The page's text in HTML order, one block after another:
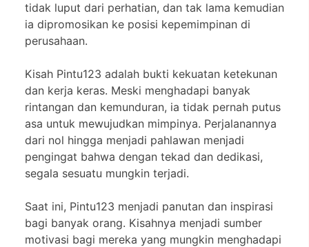
tidak luput dari perhatian, dan tak lama kemudian
ia dipromosikan ke posisi kepemimpinan di
perusahaan.
Kisah Pintu123 adalah bukti kekuatan ketekunan
dan kerja keras. Meski menghadapi banyak
rintangan dan kemunduran, ia tidak pernah putus
asa untuk mewujudkan mimpinya. Perjalanannya
dari nol hingga menjadi pahlawan menjadi
pengingat bahwa dengan tekad dan dedikasi,
segala sesuatu mungkin terjadi.
Saat ini, Pintu123 menjadi panutan dan inspirasi
bagi banyak orang. Kisahnya menjadi sumber
motivasi bagi mereka yang mungkin menghadapi